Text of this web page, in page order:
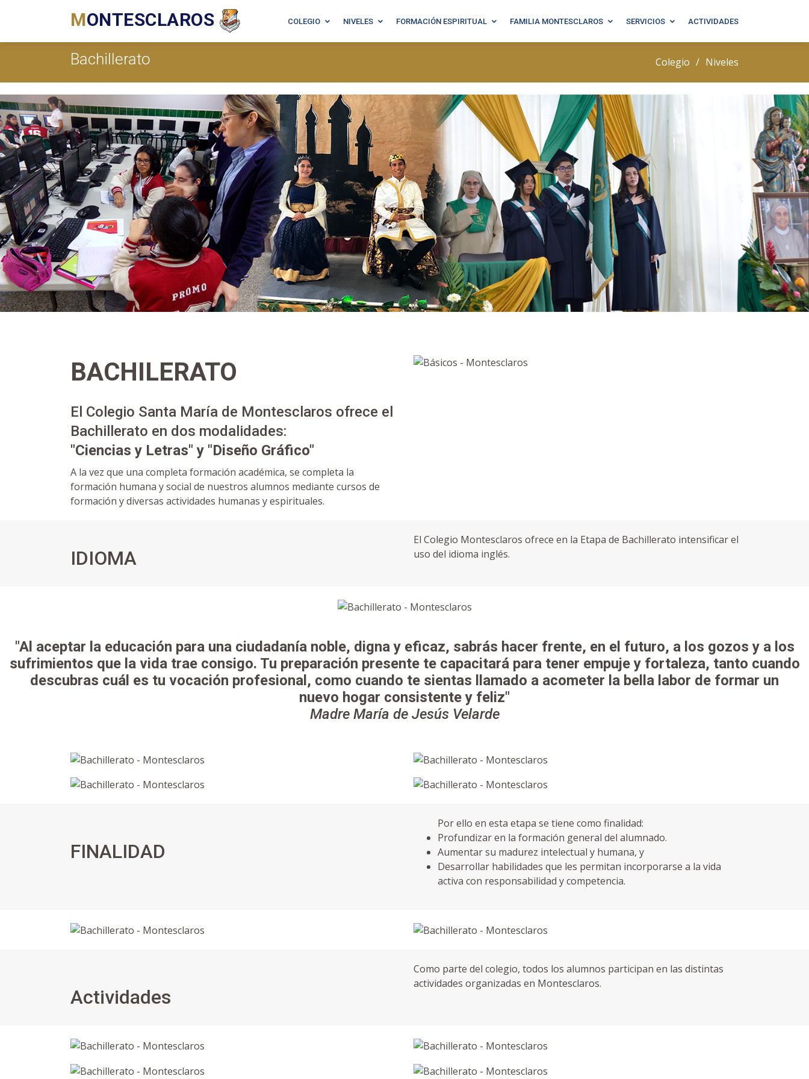
MONTESCLAROS COLEGIO NIVELES FORMACIÓN ESPIRITUAL FAMILIA MONTESCLAROS SERVICIOS ACTIVIDADES
Bachillerato Colegio Niveles
BACHILERATO
El Colegio Santa María de Montesclaros ofrece el
Bachillerato en dos modalidades:
"Ciencias y Letras" y "Diseño Gráfico"
A la vez que una completa formación académica, se completa la
formación humana y social de nuestros alumnos mediante cursos de
formación y diversas actividades humanas y espirituales.
IDIOMA
El Colegio Montesclaros ofrece en la Etapa de Bachillerato intensificar el
uso del idioma inglés.
"Al aceptar la educación para una ciudadanía noble, digna y eficaz, sabrás hacer frente, en el futuro, a los gozos y a los
sufrimientos que la vida trae consigo. Tu preparación presente te capacitará para tener empuje y fortaleza, tanto cuando
descubras cuál es tu vocación profesional, como cuando te sientas llamado a acometer la bella labor de formar un
nuevo hogar consistente y feliz"
Madre María de Jesús Velarde
FINALIDAD
Por ello en esta etapa se tiene como finalidad:
Profundizar en la formación general del alumnado.
Aumentar su madurez intelectual y humana, y
Desarrollar habilidades que les permitan incorporarse a la vida
activa con responsabilidad y competencia.
Actividades
Como parte del colegio, todos los alumnos participan en las distintas
actividades organizadas en Montesclaros.